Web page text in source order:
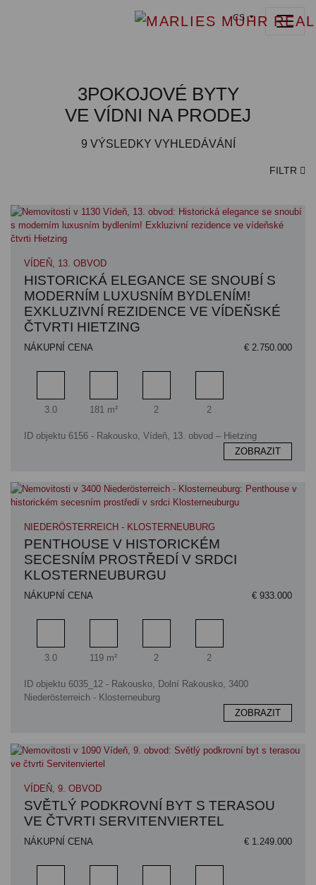
CS
3POKOJOVÉ BYTY
VE VÍDNI NA PRODEJ
9 VÝSLEDKY VYHLEDÁVÁNÍ
FILTR
VÍDEŇ, 13. OBVOD
HISTORICKÁ ELEGANCE SE SNOUBÍ S
MODERNÍM LUXUSNÍM BYDLENÍM!
EXKLUZIVNÍ REZIDENCE VE VÍDEŇSKÉ
ČTVRTI HIETZING
NÁKUPNÍ CENA € 2.750.000
Pokoj
3.0
Obytný prostor
181 m²
Koupelna
2
Ložnice
2
ID objektu 6156 - Rakousko, Vídeň, 13. obvod – Hietzing
ZOBRAZIT
NIEDERÖSTERREICH - KLOSTERNEUBURG
PENTHOUSE V HISTORICKÉM
SECESNÍM PROSTŘEDÍ V SRDCI
KLOSTERNEUBURGU
NÁKUPNÍ CENA € 933.000
Pokoj
3.0
Obytný prostor
119 m²
Koupelna
2
Ložnice
2
ID objektu 6035_12 - Rakousko, Dolní Rakousko, 3400
Niederösterreich - Klosterneuburg
ZOBRAZIT
VÍDEŇ, 9. OBVOD
SVĚTLÝ PODKROVNÍ BYT S TERASOU
VE ČTVRTI SERVITENVIERTEL
NÁKUPNÍ CENA € 1.249.000